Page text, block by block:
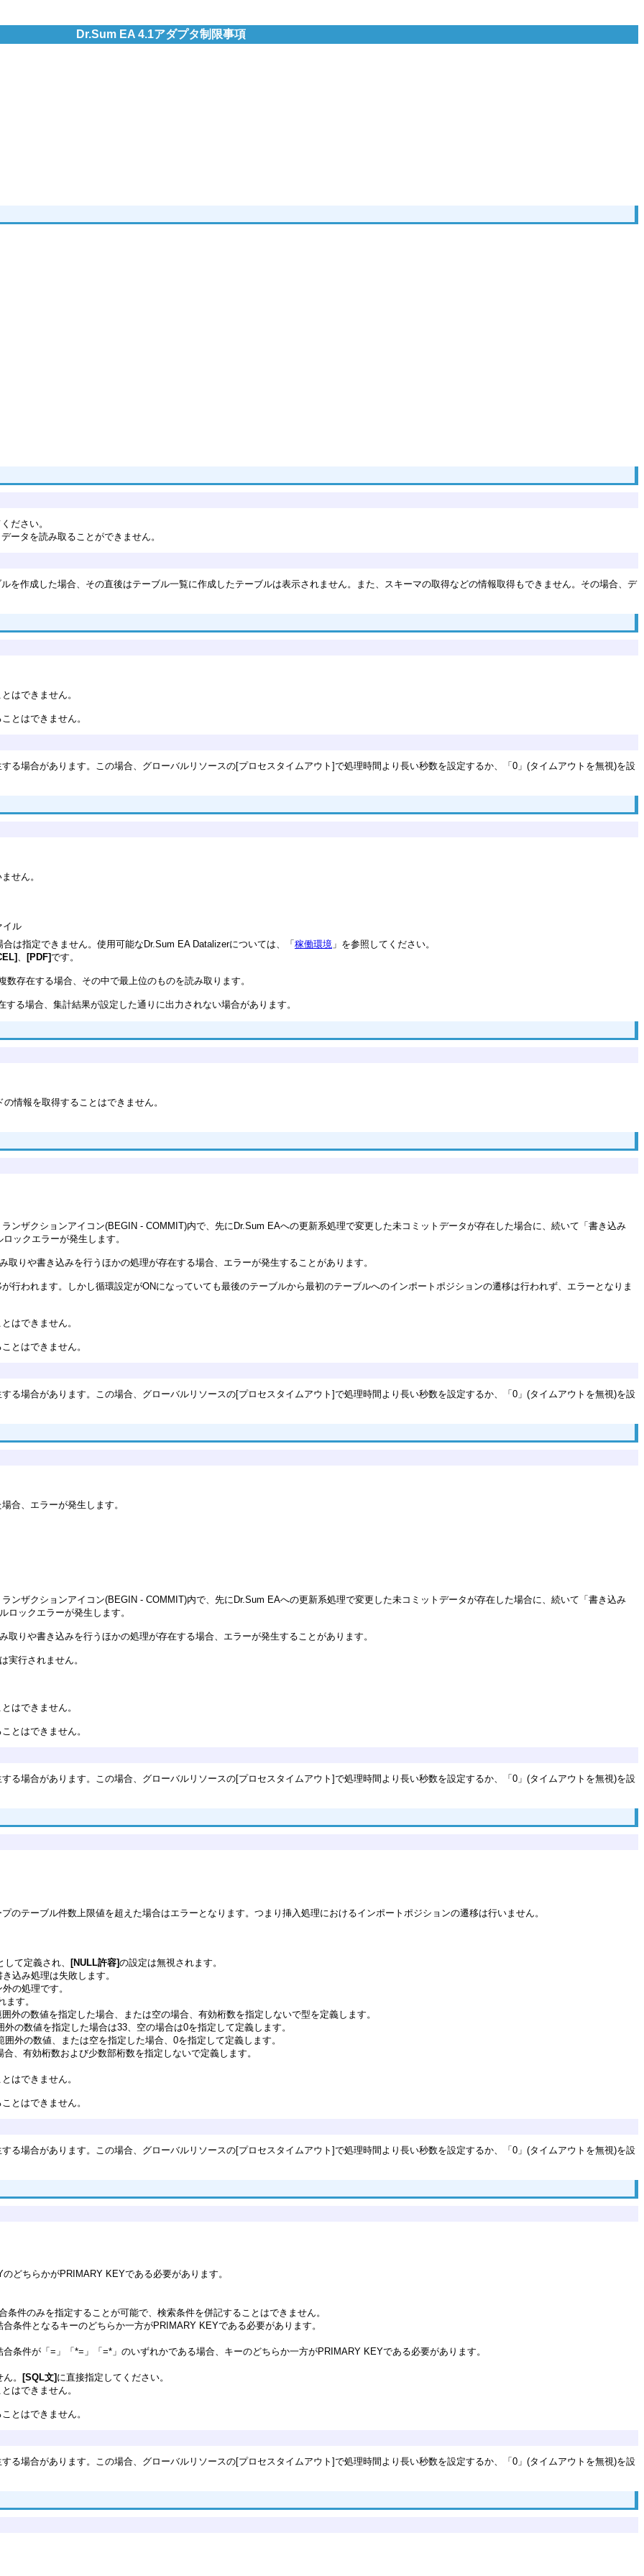
Dr.Sum EA 4.1アダプタ制限事項
ださい。
ータを読み取ることができません。
を作成した場合、その直後はテーブル一覧に作成したテーブルは表示されません。また、スキーマの取得などの情報取得もできません。その場合、デ
はできません。
とはできません。
る場合があります。この場合、グローバルリソースの[プロセスタイムアウト]で処理時間より長い秒数を設定するか、「0」(タイムアウトを無視)を設
せん。
イル
は指定できません。使用可能なDr.Sum EA Datalizerについては、「 稼働環境 」を参照してください。
、 [PDF]です。
存在する場合、その中で最上位のものを読み取ります。
する場合、集計結果が設定した通りに出力されない場合があります。
情報を取得することはできません。
ンザクションアイコン(BEGIN - COMMIT)内で、先にDr.Sum EAへの更新系処理で変更した未コミットデータが存在した場合に、続いて「書き込み
ックエラーが発生します。
取りや書き込みを行うほかの処理が存在する場合、エラーが発生することがあります。
行われます。しかし循環設定がONになっていても最後のテーブルから最初のテーブルへのインポートポジションの遷移は行われず、エラーとなりま
はできません。
とはできません。
る場合があります。この場合、グローバルリソースの[プロセスタイムアウト]で処理時間より長い秒数を設定するか、「0」(タイムアウトを無視)を設
合、エラーが発生します。
ンザクションアイコン(BEGIN - COMMIT)内で、先にDr.Sum EAへの更新系処理で変更した未コミットデータが存在した場合に、続いて「書き込み
ロックエラーが発生します。
取りや書き込みを行うほかの処理が存在する場合、エラーが発生することがあります。
実行されません。
はできません。
とはできません。
る場合があります。この場合、グローバルリソースの[プロセスタイムアウト]で処理時間より長い秒数を設定するか、「0」(タイムアウトを無視)を設
のテーブル件数上限値を超えた場合はエラーとなります。つまり挿入処理におけるインポートポジションの遷移は行いません。
て定義され、 [NULL許容]の設定は無視されます。
込み処理は失敗します。
の処理です。
す。
外の数値を指定した場合、または空の場合、有効桁数を指定しないで型を定義します。
の数値を指定した場合は33、空の場合は0を指定して定義します。
外の数値、または空を指定した場合、0を指定して定義します。
、有効桁数および少数部桁数を指定しないで定義します。
はできません。
とはできません。
る場合があります。この場合、グローバルリソースの[プロセスタイムアウト]で処理時間より長い秒数を設定するか、「0」(タイムアウトを無視)を設
どちらかがPRIMARY KEYである必要があります。
件のみを指定することが可能で、検索条件を併記することはできません。
条件となるキーのどちらか一方がPRIMARY KEYである必要があります。
条件が「=」「*=」「=*」のいずれかである場合、キーのどちらか一方がPRIMARY KEYである必要があります。
。 [SQL文] に直接指定してください。
はできません。
とはできません。
る場合があります。この場合、グローバルリソースの[プロセスタイムアウト]で処理時間より長い秒数を設定するか、「0」(タイムアウトを無視)を設